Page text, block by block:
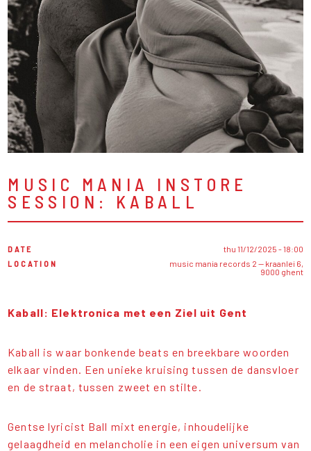
MUSIC MANIA INSTORE
SESSION: KABALL
DATE
thu 11/12/2025 - 18:00
LOCATION
music mania records 2 — kraanlei 6,
9000 ghent
Kaball: Elektronica met een Ziel uit Gent
Kaball is waar bonkende beats en breekbare woorden
elkaar vinden. Een unieke kruising tussen de dansvloer
en de straat, tussen zweet en stilte.
Gentse lyricist Ball mixt energie, inhoudelijke
gelaagdheid en melancholie in een eigen universum van